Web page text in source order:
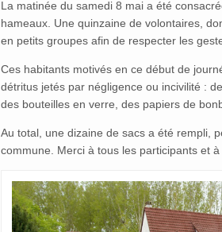
La matinée du samedi 8 mai a été
hameaux. Une quinzaine de volontaires,
en petits groupes afin de respecter les
Ces habitants motivés en ce début de
détritus jetés par négligence ou incivilité :
des bouteilles en verre, des papiers de
Au total, une dizaine de sacs a été rempli,
commune. Merci à tous les participants et à